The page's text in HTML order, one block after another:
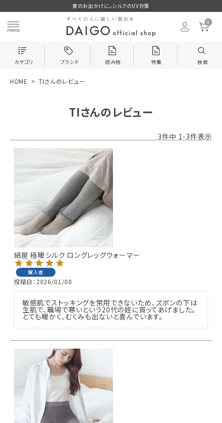
夏のお出かけに。シルクのUV対策
0
カテゴリ ブランド 読み物 特集 検索
新着＆再入荷商品
カテゴリーから探す
ギフトを探す
ブランドから探す
特集
読み物
お問い合わせ
ログアウト
HOME TIさんのレビュー
TIさんのレビュー
3件中 1-3件表示
絹屋 極暖シルク ロングレッグウォーマー
購入者
投稿日 2026/01/08
敏感肌でストッキングを常用できないため、ズボンの下は
生肌で、職場で寒いという20代の姪に買ってあげました。
とても暖かく、むくみも出ないと喜んでいます。